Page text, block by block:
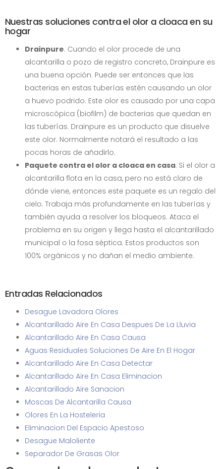
Nuestras soluciones contra el olor a cloaca en su
hogar
Drainpure. Cuando el olor procede de una
alcantarilla o pozo de registro concreto, Drainpure es
una buena opción. Puede ser entonces que las
bacterias en estas tuberías estén causando un olor
a huevo podrido. Este olor es causado por una capa
microscópica (biofilm) de bacterias que quedan en
las tuberías. Drainpure es un producto que disuelve
este olor. Normalmente notará el resultado a las
pocas horas de añadirlo.
Paquete contra el olor a cloaca en casa. Si el olor a
alcantarilla flota en la casa, pero no está claro de
dónde viene, entonces este paquete es un regalo del
cielo. Trabaja más profundamente en las tuberías y
también ayuda a resolver los bloqueos. Ataca el
problema en su origen y llega hasta el alcantarillado
municipal o la fosa séptica. Estos productos son
100% orgánicos y no dañan el medio ambiente.
Entradas Relacionados
Desague Lavadora Olores
Alcantarillado Aire En Casa Despues De La Lluvia
Alcantarillado Aire En Casa Causa
Aguas Residuales Soluciones De Aire En El Hogar
Alcantarillado Aire En Casa Detectar
Alcantarillado Aire En Casa Eliminacion
Alcantarillado Aire Sanacion
Moscas De Alcantarilla Causa
Olores En La Hosteleria
Eliminacion Del Espacio Apestoso
Desague Maloliente
Separador De Grasas Olor